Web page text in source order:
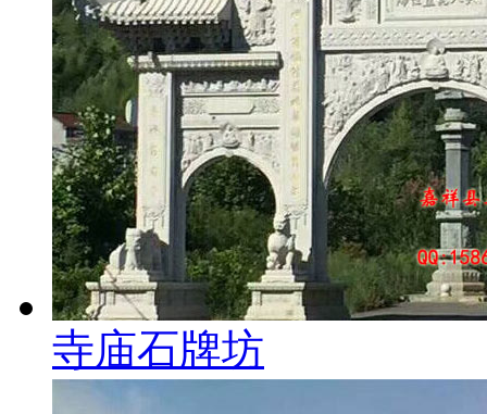
寺庙石牌坊